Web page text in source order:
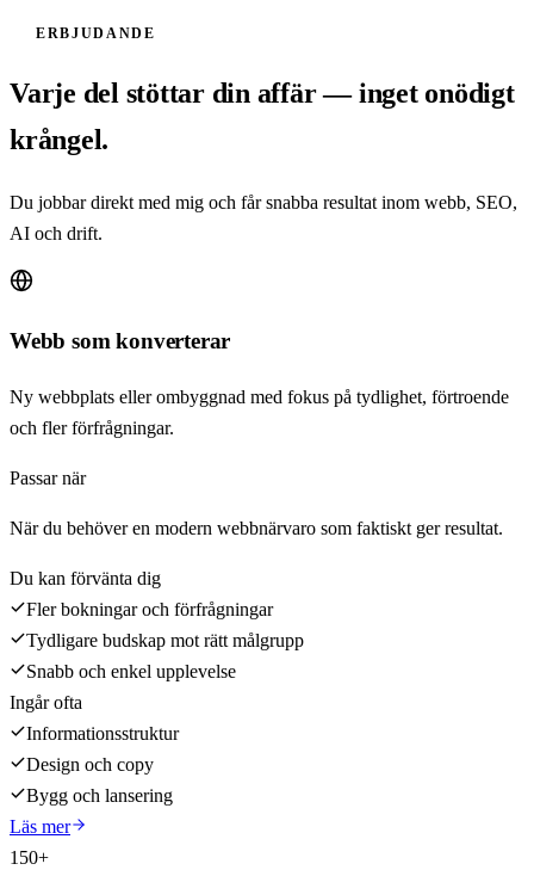
ERBJUDANDE
Varje del stöttar din affär — inget onödigt
krångel.
Du jobbar direkt med mig och får snabba resultat inom webb, SEO,
AI och drift.
Webb som konverterar
Ny webbplats eller ombyggnad med fokus på tydlighet, förtroende
och fler förfrågningar.
Passar när
När du behöver en modern webbnärvaro som faktiskt ger resultat.
Du kan förvänta dig
Fler bokningar och förfrågningar
Tydligare budskap mot rätt målgrupp
Snabb och enkel upplevelse
Ingår ofta
Informationsstruktur
Design och copy
Bygg och lansering
Läs mer
150+